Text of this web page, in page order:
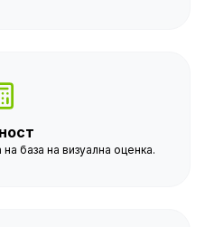
база на визуална оценка.